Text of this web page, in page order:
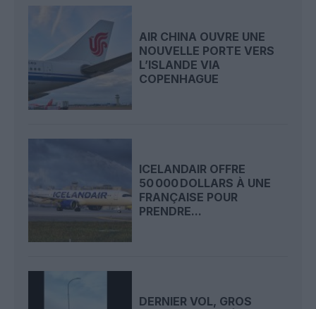
AIR CHINA OUVRE UNE
NOUVELLE PORTE VERS
L’ISLANDE VIA
COPENHAGUE
ICELANDAIR OFFRE
50 000 DOLLARS À UNE
FRANÇAISE POUR
PRENDRE...
DERNIER VOL, GROS